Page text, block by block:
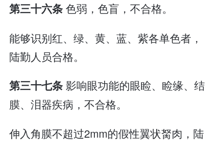
第三十六条色弱，色盲，不合格。
能够识别红、绿、黄、蓝、紫各单色者，
陆勤人员合格。
第三十七条影响眼功能的眼睑、睑缘、结
膜、泪器疾病，不合格。
伸入角膜不超过2mm的假性翼状胬肉，陆